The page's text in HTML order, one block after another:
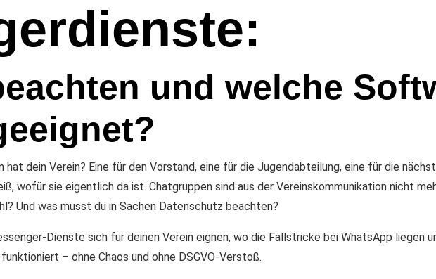
und welche
hat dein Verein? Eine für den Vorstand, eine für die Jugendabteilung, eine für die
wofür sie eigentlich da ist. Chatgruppen sind aus der Vereinskommunikation nicht
Und was musst du in Sachen Datenschutz beachten?
Dienste sich für deinen Verein eignen, wo die Fallstricke bei WhatsApp liegen
– ohne Chaos und ohne DSGVO-Verstoß.